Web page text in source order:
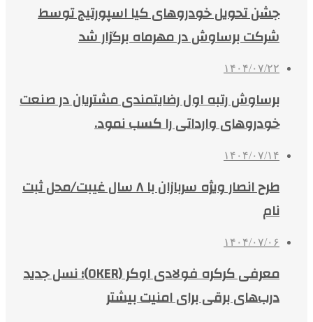
جشن تحویل خودروهای کیا اسپورتیج توسط
شرکت برساوش در مهرماه برگزار شد
۱۴۰۴/۰۷/۲۲
برساوش رتبه اول رضایتمندی مشتریان در صنعت
خودروهای وارداتی را کسب نمود.
۱۴۰۴/۰۷/۱۴
طرح انصار ویژه سربازان با ۸ سال غیبت/محل ثبت
نام
۱۴۰۴/۰۷/۰۶
معرفی کرکره فولادی اوکر (OKER)؛ نسل جدید
درب‌های برقی برای امنیت بیشتر